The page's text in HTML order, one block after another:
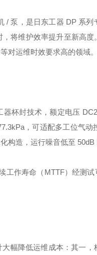
/ 泵，是日东工器 DP 系
将维护效率提升至新高
对运维时效要求高的领域。
器杯封技术，额定电压
，可适配多工位气
构造，运行噪音低至
作寿命（MTTF）经测
幅降低运维成本：其一